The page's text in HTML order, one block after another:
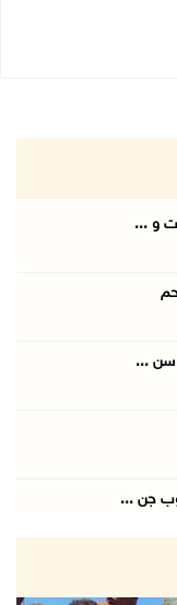
و ...
جن ...